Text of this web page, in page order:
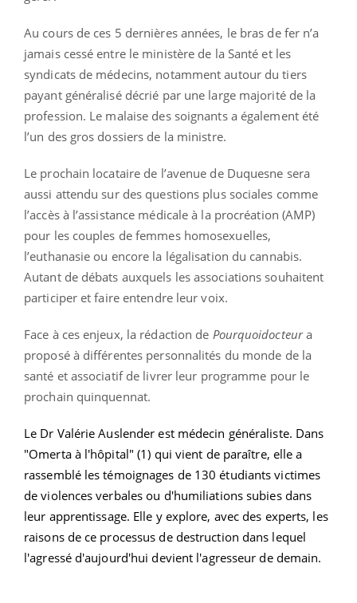
Au cours de ces 5 dernières années, le bras de fer n’a
jamais cessé entre le ministère de la Santé et les
syndicats de médecins, notamment autour du tiers
payant généralisé décrié par une large majorité de la
profession. Le malaise des soignants a également été
l’un des gros dossiers de la ministre.
Le prochain locataire de l’avenue de Duquesne sera
aussi attendu sur des questions plus sociales comme
l’accès à l’assistance médicale à la procréation (AMP)
pour les couples de femmes homosexuelles,
l’euthanasie ou encore la légalisation du cannabis.
Autant de débats auxquels les associations souhaitent
participer et faire entendre leur voix.
Face à ces enjeux, la rédaction de Pourquoidocteura
proposé à différentes personnalités du monde de la
santé et associatif de livrer leur programme pour le
prochain quinquennat.
Le Dr Valérie Auslender est médecin généraliste. Dans
"Omerta à l'hôpital" (1) qui vient de paraître, elle a
rassemblé les témoignages de 130 étudiants victimes
de violences verbales ou d'humiliations subies dans
leur apprentissage. Elle y explore, avec des experts, les
raisons de ce processus de destruction dans lequel
l'agressé d'aujourd'hui devient l'agresseur de demain.